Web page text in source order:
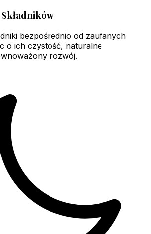
bezpośrednio od zaufanych
o ich czystość, naturalne
rozwój.